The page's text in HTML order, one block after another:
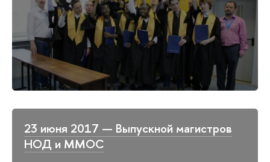
23 июня 2017 — Выпускной магистров
НОД и ММОС